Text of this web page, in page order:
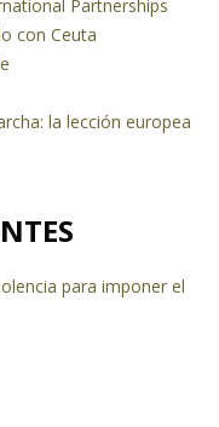
Partnerships
con Ceuta
la lección europea
para imponer el